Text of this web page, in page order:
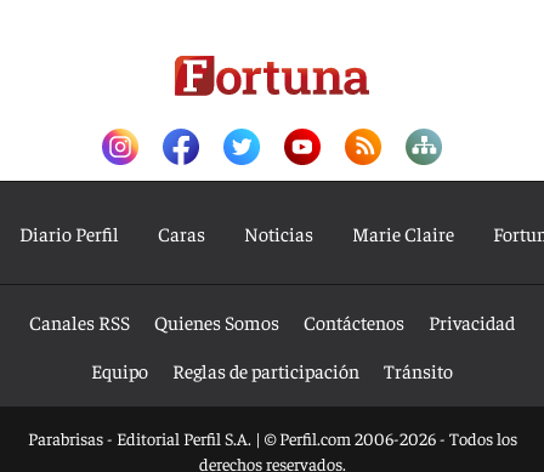
Diario Perfil Caras Noticias Marie Claire
Canales RSS Quienes Somos Contáctenos
Privacidad
Equipo
Reglas de participación Tránsito
Parabrisas - Editorial Perfil S.A. | © Perfil.com 2006-2026 - Todos los
derechos reservados.